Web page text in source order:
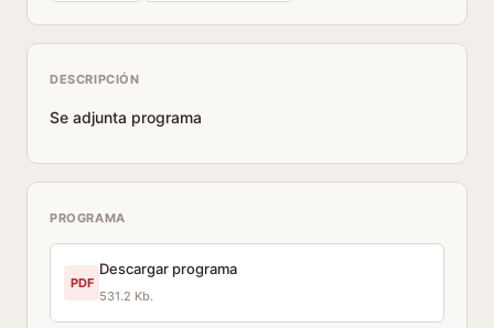
DESCRIPCIÓN
Se adjunta programa
PROGRAMA
PDF
Descargar programa
531.2 Kb.